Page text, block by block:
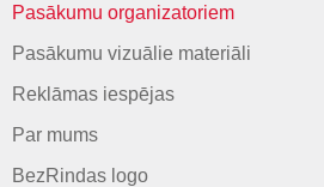
Pasākumu organizatoriem
Pasākumu vizuālie materiāli
Reklāmas iespējas
Par mums
BezRindas logo